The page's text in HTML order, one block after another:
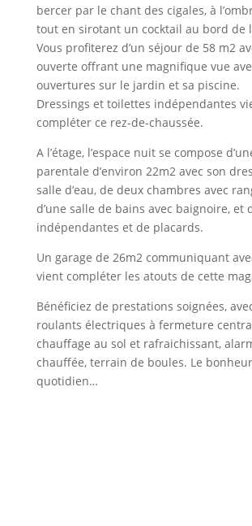
bercer par le chant des cigales, à
tout en sirotant un cocktail au bord de
Vous profiterez d’un séjour de 58 m2
ouverte offrant une magnifique vue
ouvertures sur le jardin et sa piscine.
Dressings et toilettes indépendantes
compléter ce rez-de-chaussée.
A l’étage, l’espace nuit se compose
parentale d’environ 22m2 avec son
salle d’eau, de deux chambres avec
d’une salle de bains avec baignoire, et
indépendantes et de placards.
Un garage de 26m2 communiquant
vient compléter les atouts de cette
Bénéficiez de prestations soignées,
roulants électriques à fermeture
chauffage au sol et rafraichissant,
chauffée, terrain de boules. Le
quotidien…